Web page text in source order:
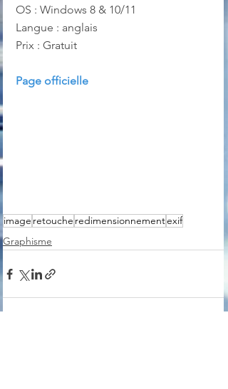
OS : Windows 8 & 10/11
Langue : anglais
Prix : Gratuit
Page officielle
image retouche redimensionnementexif
Graphisme